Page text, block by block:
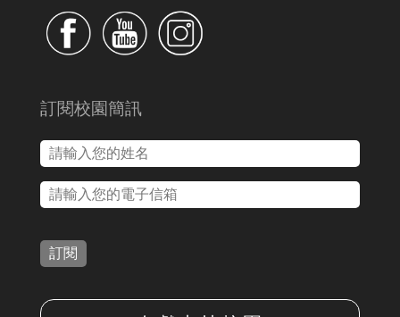
訂閱校園簡訊
訂閱